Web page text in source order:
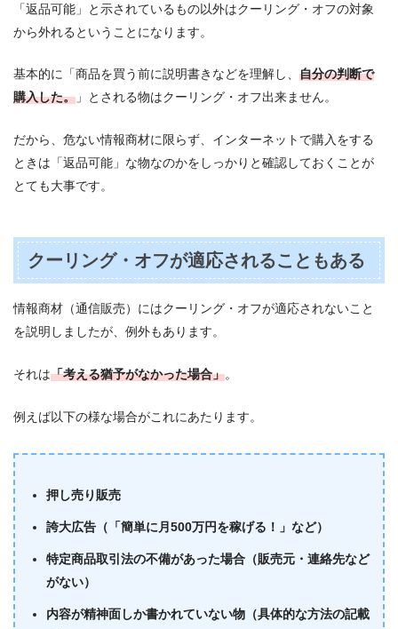
「返品可能」と示されているもの以外はクーリング・オフの対象
から外れるということになります。
基本的に「商品を買う前に説明書きなどを理解し、 自分の判断で
購入した。 」とされる物はクーリング・オフ出来ません。
だから、危ない情報商材に限らず、インターネットで購入をする
ときは「返品可能」な物なのかをしっかりと確認しておくことが
とても大事です。
クーリング・オフが適応されることもある
情報商材（通信販売）にはクーリング・オフが適応されないこと
を説明しましたが、例外もあります。
それは「考える猶予がなかった場合」。
例えば以下の様な場合がこれにあたります。
押し売り販売
誇大広告（「簡単に月500万円を稼げる！」など）
特定商品取引法の不備があった場合（販売元・連絡先など
がない）
内容が精神面しか書かれていない物（具体的な方法の記載